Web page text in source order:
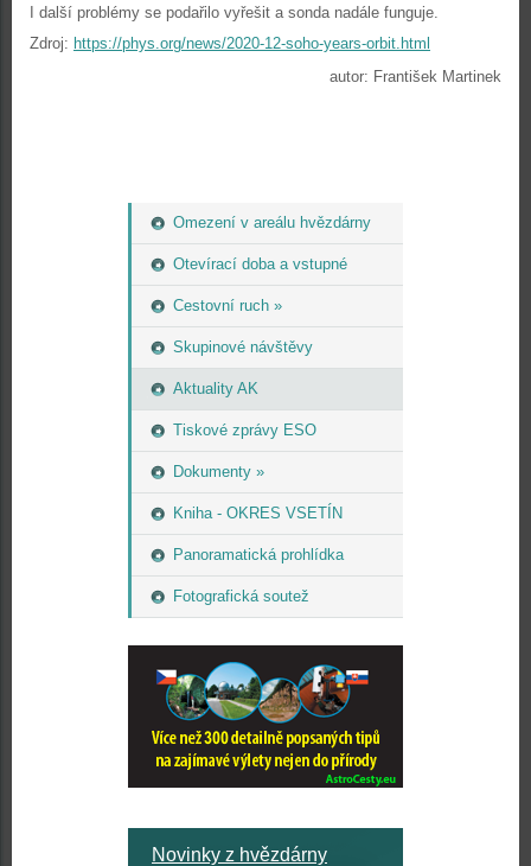
Omezení v areálu hvězdárny
Otevírací doba a vstupné
Cestovní ruch »
Skupinové návštěvy
Aktuality AK
Tiskové zprávy ESO
Dokumenty »
Kniha - OKRES VSETÍN
Panoramatická prohlídka
Fotografická soutež
Novinky z hvězdárny
I další problémy se podařilo vyřešit a sonda nadále funguje.
Zdroj: https://phys.org/news/2020-12-soho-years-orbit.html
autor: František Martinek